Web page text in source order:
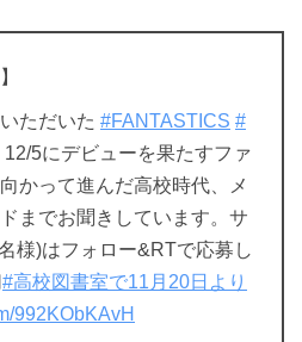
ただいた #FANTASTICS #
12/5にデビューを果たすファ
かって進んだ高校時代、メ
までお聞きしています。サ
様)はフォロー&RTで応募し
#高校図書室で11月20日より
992KObKAvH